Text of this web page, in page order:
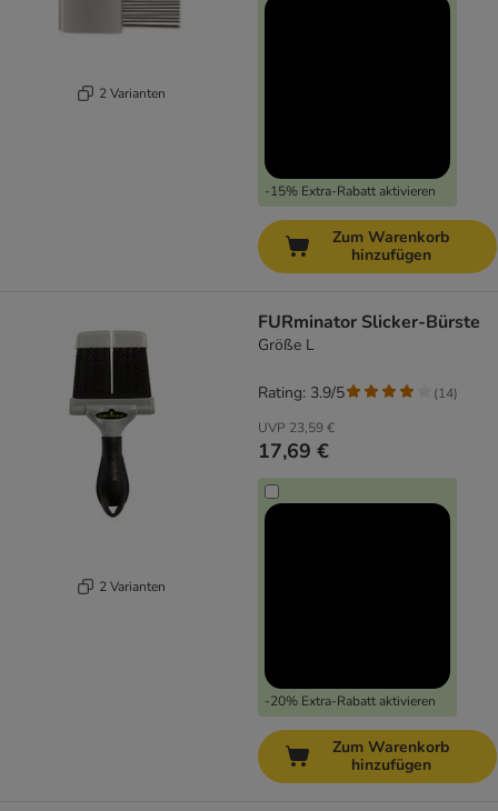
2 Varianten
-15% Extra-Rabatt aktivieren
Zum Warenkorb
hinzufügen
2 Varianten
FURminator Slicker-Bürste
Größe L
UVP 23,59 €
17,69 €
-20% Extra-Rabatt aktivieren
Rating: 3.9/5 (14)
Zum Warenkorb
hinzufügen